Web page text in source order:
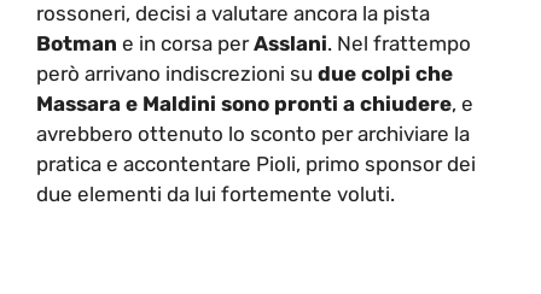
rossoneri, decisi a valutare ancora la pista
Botman e in corsa perAsslani. Nel frattempo
però arrivano indiscrezioni su due colpi che
Massara e Maldini sono pronti a chiudere, e
avrebbero ottenuto lo sconto per archiviare la
pratica e accontentare Pioli, primo sponsor dei
due elementi da lui fortemente voluti.